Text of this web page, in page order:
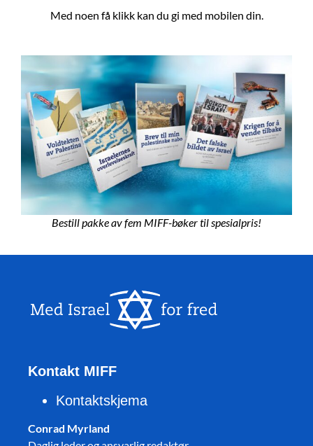
Med noen få klikk kan du gi med mobilen din.
Bestill pakke av fem MIFF-bøker til spesialpris!
Kontakt MIFF
Kontaktskjema
Conrad Myrland